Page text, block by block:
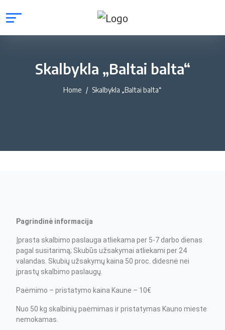
Skalbykla „Baltai balta“
Home Skalbykla „Baltai balta“
Pagrindinė informacija
Įprasta skalbimo paslauga atliekama per 5-7 darbo dienas
pagal susitarimą; Skubūs užsakymai atliekami per 24
valandas. Skubių užsakymų kaina 50 proc. didesnė nei
įprastų skalbimo paslaugų.
Paėmimo – pristatymo kaina Kaune – 10€
Nuo 50 kg skalbinių paėmimas ir pristatymas Kauno mieste
nemokamas.